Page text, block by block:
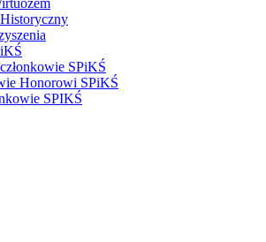
SPiKŚ
Honorowi SPiKŚ
SPIKŚ